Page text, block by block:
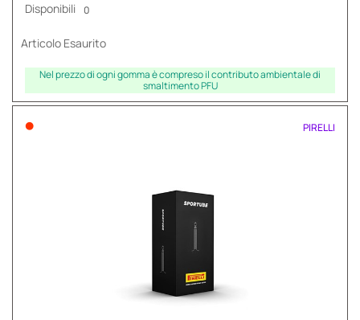
Disponibili 0
Articolo Esaurito
Nel prezzo di ogni gomma è compreso il contributo ambientale di
smaltimento PFU
• PIRELLI